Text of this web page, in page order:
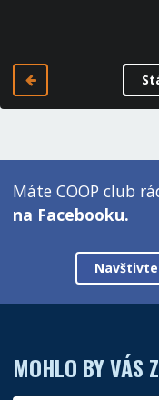
Máte COOP club
na Facebooku.
MOHLO BY VÁS